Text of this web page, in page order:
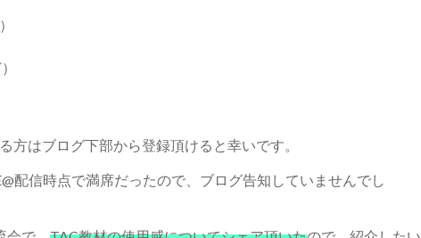
方はブログ下部から登録頂けると幸いです。
配信時点で満席だったので、ブログ告知していませんでし